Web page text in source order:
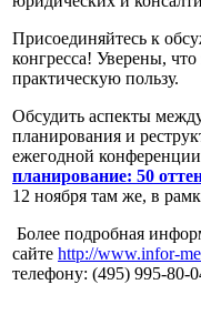
Присоединяйтесь к
конгресса! Уверены,
практическую пользу.
Обсудить аспекты
планирования и
ежегодной конференции
планирование: 50
12 ноября там же, в
Более подробная
сайте http://www.infor-
телефону: (495) 995-80-